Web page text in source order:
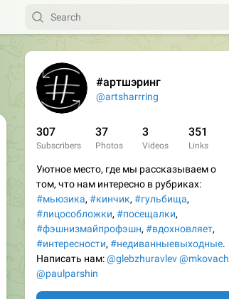
#артшэринг
@artsharrring
307
Subscribers
37
Photos
3
Videos
351
Links
Уютное место, где мы рассказываем о
том, что нам интересно в рубриках:
#мьюзика, #кинчик, #гульбища,
#лицособложки, #посещалки,
#фэшнизмайпрофэшн, #вдохновляет,
#интересности, #недиванныевыходные.
Написать нам:@glebzhuravlev@mkovach
@paulparshin